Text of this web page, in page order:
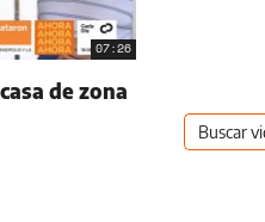
07:26
de zona